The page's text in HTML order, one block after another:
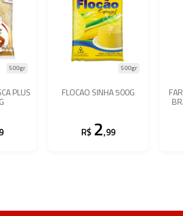
PLUS
500gr
FLOCAO SINHA 500G
500gr
R$ 2,99